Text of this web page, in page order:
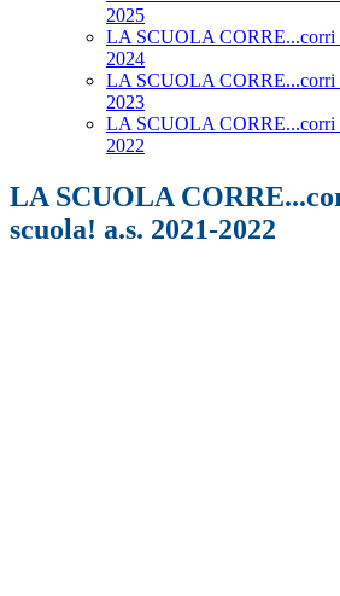
2025
LA SCUOLA CORRE...corri
2024
LA SCUOLA CORRE...corri
2023
LA SCUOLA CORRE...corri
2022
LA SCUOLA
scuola! a.s. 2021-2022